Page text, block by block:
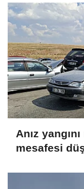
Anız
mesafesi